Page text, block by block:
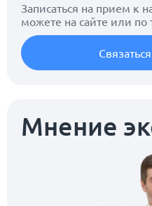
Записаться на прием к
можете на сайте или по
Мнение